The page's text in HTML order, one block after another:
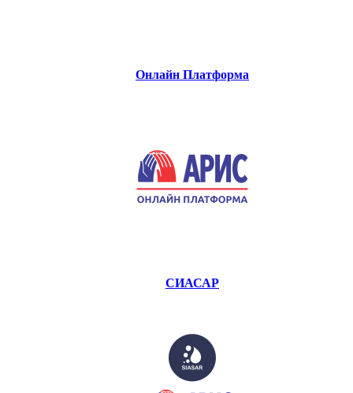
Онлайн Платформа
СИАСАР